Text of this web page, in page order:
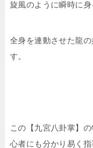
旋風のように瞬時に身
全身を連動させた龍
す。
この【九宮八卦掌】
心者にも分かり易く指